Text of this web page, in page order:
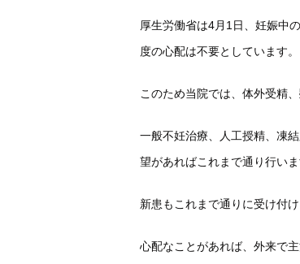
厚生労働省は4月1日、妊娠中
度の心配は不要としています。
このため当院では、体外受精
一般不妊治療、人工授精、凍
望があればこれまで通り行いま
新患もこれまで通りに受け付け
心配なことがあれば、外来で主